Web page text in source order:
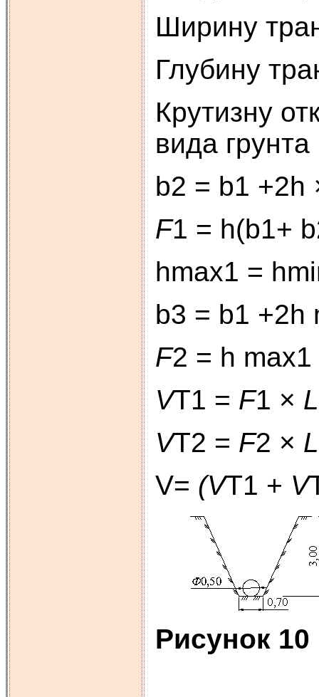
Ширину
Глубину
Крутизну
вида
b2 = b1 +2h
F1 = h(b1+
hmax1 =
b3 = b1 +2h
F2 = h
VТ1 = F1 × L
VТ2 = F2 × L
V= (VТ1 + V
Рисунок 10